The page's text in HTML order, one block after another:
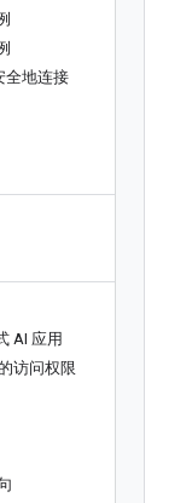
全地连接
AI 应用
访问权限